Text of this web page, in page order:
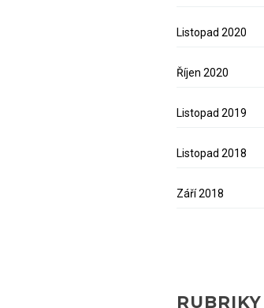
Listopad 2020
Říjen 2020
Listopad 2019
Listopad 2018
Září 2018
RUBRIKY